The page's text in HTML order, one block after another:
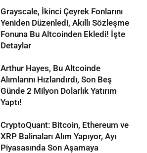
Grayscale, İkinci Çeyrek Fonlarını
Yeniden Düzenledi, Akıllı Sözleşme
Fonuna Bu Altcoinden Ekledi! İşte
Detaylar
Arthur Hayes, Bu Altcoinde
Alımlarını Hızlandırdı, Son Beş
Günde 2 Milyon Dolarlık Yatırım
Yaptı!
CryptoQuant: Bitcoin, Ethereum ve
XRP Balinaları Alım Yapıyor, Ayı
Piyasasında Son Aşamaya